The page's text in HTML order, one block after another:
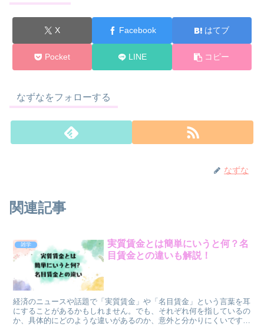
X Facebook はてブ
Pocket LINE コピー
なずなをフォローする
なずな
関連記事
雑学
実質賃金とは簡単にいうと何？名
目賃金との違いも解説！
経済のニュースや話題で「実質賃金」や「名目賃金」という言葉を耳
にすることがあるかもしれません。でも、それぞれ何を指しているの
か、具体的にどのような違いがあるのか、意外と分かりにくいですよ